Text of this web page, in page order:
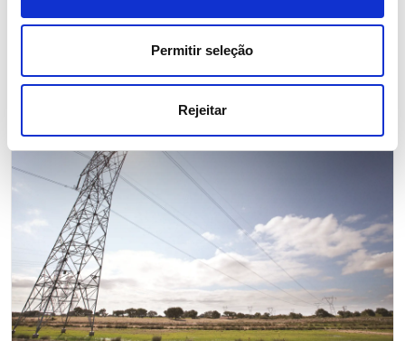
Permitir seleção
Rejeitar
Notícias relacionadas